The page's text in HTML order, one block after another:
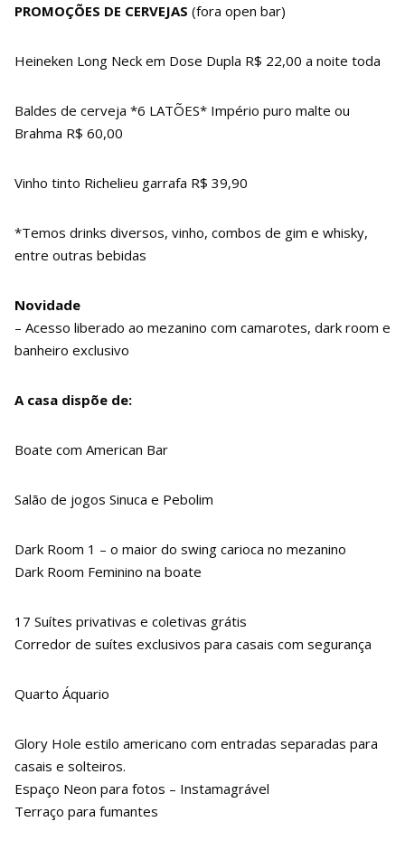
PROMOÇÕES DE CERVEJAS (fora open bar)
Heineken Long Neck em Dose Dupla R$ 22,00 a noite toda
Baldes de cerveja *6 LATÕES* Império puro malte ou
Brahma R$ 60,00
Vinho tinto Richelieu garrafa R$ 39,90
*Temos drinks diversos, vinho, combos de gim e whisky,
entre outras bebidas
Novidade
– Acesso liberado ao mezanino com camarotes, dark room e
banheiro exclusivo
A casa dispõe de:
Boate com American Bar
Salão de jogos Sinuca e Pebolim
Dark Room 1 – o maior do swing carioca no mezanino
Dark Room Feminino na boate
17 Suítes privativas e coletivas grátis
Corredor de suítes exclusivos para casais com segurança
Quarto Áquario
Glory Hole estilo americano com entradas separadas para
casais e solteiros.
Espaço Neon para fotos – Instamagrável
Terraço para fumantes